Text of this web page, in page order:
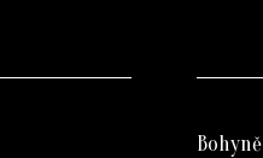
Bohyně